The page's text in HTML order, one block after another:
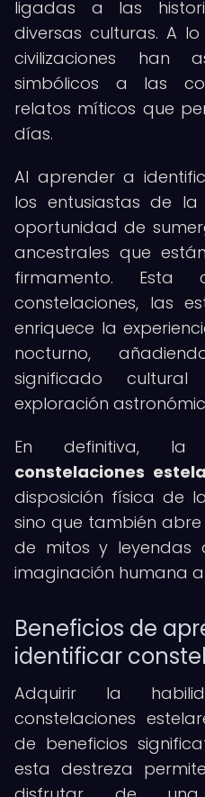
ligadas a las
diversas culturas. A
civilizaciones han
simbólicos a las
relatos míticos que
días.
Al aprender a
los entusiastas de
oportunidad de
ancestrales que
firmamento. Esta
constelaciones, las
enriquece la
nocturno,
significado
exploración
En definitiva, la
constelaciones
disposición física de
sino que también
de mitos y
imaginación humana
Beneficios de
identificar
Adquirir la
constelaciones
de beneficios
esta destreza